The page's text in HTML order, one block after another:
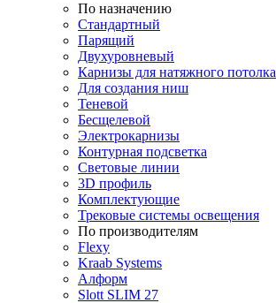
По назначению
Стандартный
Парящий
Двухуровневый
Карнизы для натяжного потолка
Для создания ниш
Теневой
Бесщелевой
Электрокарнизы
Контурная подсветка
Световые линии
3D профиль
Комплектующие
Трековые системы освещения
По производителям
Flexy
Kraab Systems
Алформ
Slott SLIM 27